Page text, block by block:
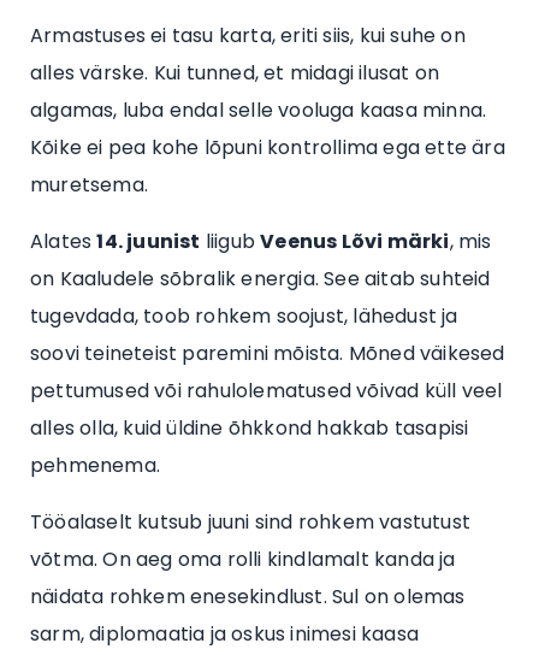
Armastuses ei tasu karta, eriti siis, kui suhe on
alles värske. Kui tunned, et midagi ilusat on
algamas, luba endal selle vooluga kaasa minna.
Kõike ei pea kohe lõpuni kontrollima ega ette ära
muretsema.
Alates14. juunist liigubVeenus Lõvi märki, mis
on Kaaludele sõbralik energia. See aitab suhteid
tugevdada, toob rohkem soojust, lähedust ja
soovi teineteist paremini mõista. Mõned väikesed
pettumused või rahulolematused võivad küll veel
alles olla, kuid üldine õhkkond hakkab tasapisi
pehmenema.
Tööalaselt kutsub juuni sind rohkem vastutust
võtma. On aeg oma rolli kindlamalt kanda ja
näidata rohkem enesekindlust. Sul on olemas
sarm, diplomaatia ja oskus inimesi kaasa